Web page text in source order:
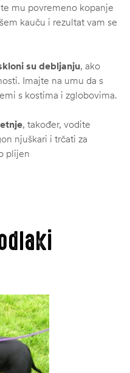
mu povremeno kopanje
kauču i rezultat vam se
su debljanju, ako
Imajte na umu da s
s kostima i zglobovima.
, također, vodite
njuškari i trčati za
plijen